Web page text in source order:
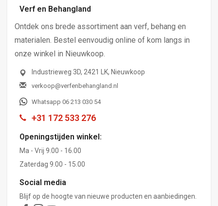
Verf en Behangland
Ontdek ons brede assortiment aan verf, behang en
materialen. Bestel eenvoudig online of kom langs in
onze winkel in Nieuwkoop.
Industrieweg 3D, 2421 LK, Nieuwkoop
verkoop@verfenbehangland.nl
Whatsapp 06 213 030 54
+31 172 533 276
Openingstijden winkel:
Ma - Vrij 9.00 - 16.00
Zaterdag 9.00 - 15.00
Social media
Blijf op de hoogte van nieuwe producten en aanbiedingen.